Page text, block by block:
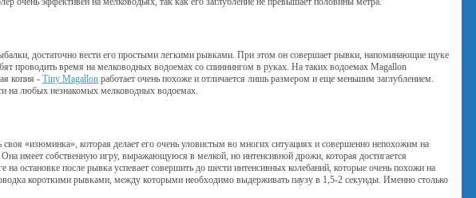
достаточно вести его простыми легкими рывками. При этом он совершает рывки, напоминающие щуке
проводить время на мелководных водоемах со спиннингом в руках. На таких водоемах Magallon
копия - Tiny Magallon работает очень похоже и отличается лишь размером и еще меньшим заглублением.
на любых незнакомых мелководных водоемах.
«изюминка», которая делает его очень уловистым во многих ситуациях и совершенно непохожим на
имеет собственную игру, выражающуюся в мелкой, но интенсивной дрожи, которая достигается
на остановке после рывка успевает совершить до шести интенсивных колебаний, которые очень похожи на
короткими рывками, между которыми необходимо выдерживать паузу в 1,5-2 секунды. Именно столько